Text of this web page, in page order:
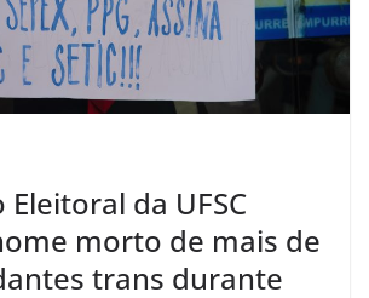
Eleitoral da UFSC
morto de mais de
trans durante